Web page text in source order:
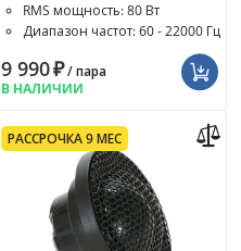
RMS мощность: 80 Вт
Диапазон частот: 60 - 22000 Гц
9 990₽/ пара
В НАЛИЧИИ
РАССРОЧКА 9 МЕС